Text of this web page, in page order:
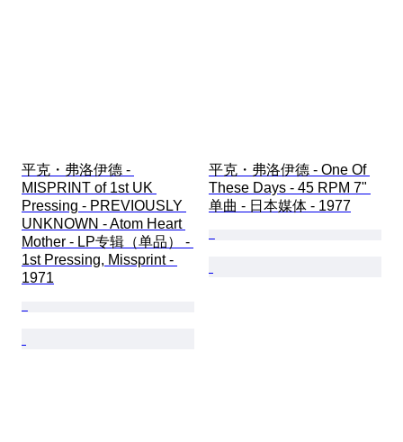
平克・弗洛伊德 -
MISPRINT of 1st UK
Pressing - PREVIOUSLY
UNKNOWN - Atom Heart
Mother - LP专辑（单品） -
1st Pressing, Missprint -
1971
平克・弗洛伊德 - One Of
These Days - 45 RPM 7"
单曲 - 日本媒体 - 1977